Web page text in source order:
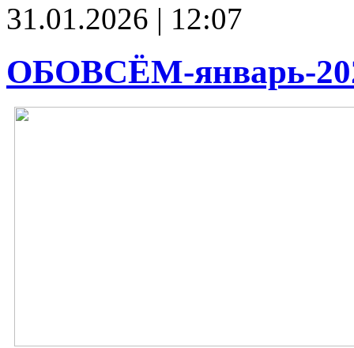
31.01.2026 | 12:07
ОБОВСЁМ-январь-